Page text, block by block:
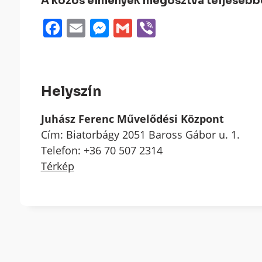
Facebook
EmailMessenger
GmailViber
Helyszín
Juhász Ferenc Művelődési Központ
Cím: Biatorbágy 2051 Baross Gábor u. 1.
Telefon: +36 70 507 2314
Térkép